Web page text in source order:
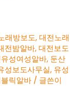
래방보도,대전노래
전밤알바,대전보도
성여성알바, 둔산
성보도사무실, 유성
릭알바 / 글쓴이